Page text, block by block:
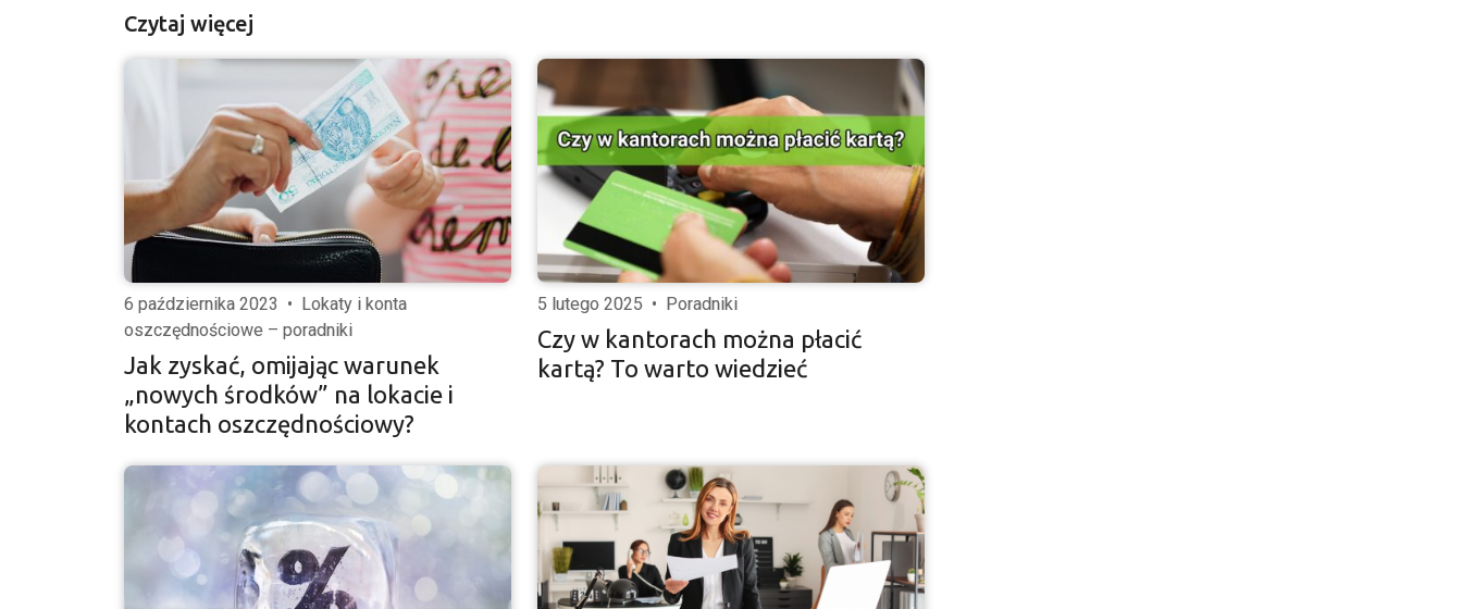
Czytaj więcej
6 października 2023 •
Lokaty i konta
oszczędnościowe – poradniki
Jak zyskać, omijając warunek
„nowych środków” na lokacie i
kontach oszczędnościowy?
5 lutego 2025 • Poradniki
Czy w kantorach można płacić
kartą? To warto wiedzieć